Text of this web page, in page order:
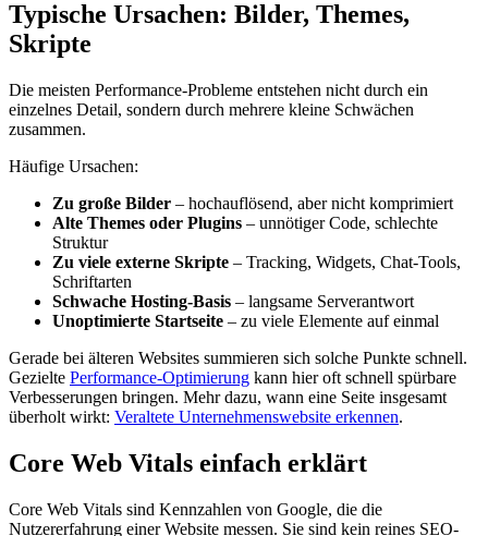
Typische Ursachen: Bilder, Themes,
Skripte
Die meisten Performance-Probleme entstehen nicht durch ein
einzelnes Detail, sondern durch mehrere kleine Schwächen
zusammen.
Häufige Ursachen:
Zu große Bilder – hochauflösend, aber nicht komprimiert
Alte Themes oder Plugins – unnötiger Code, schlechte
Struktur
Zu viele externe Skripte – Tracking, Widgets, Chat-Tools,
Schriftarten
Schwache Hosting-Basis – langsame Serverantwort
Unoptimierte Startseite – zu viele Elemente auf einmal
Gerade bei älteren Websites summieren sich solche Punkte schnell.
Gezielte Performance-Optimierung kann hier oft schnell spürbare
Verbesserungen bringen. Mehr dazu, wann eine Seite insgesamt
überholt wirkt: Veraltete Unternehmenswebsite erkennen.
Core Web Vitals einfach erklärt
Core Web Vitals sind Kennzahlen von Google, die die
Nutzererfahrung einer Website messen. Sie sind kein reines SEO-